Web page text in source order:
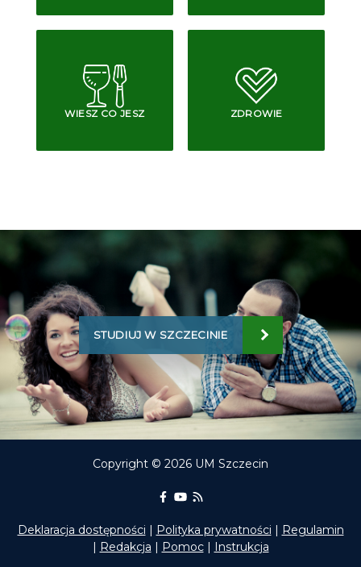
WIESZ CO JESZ ZDROWIE
STUDIUJ W SZCZECINIE
Copyright © 2026 UM Szczecin
Portal Edukacyjny na Facebooku
kanał Youtube Portalu
Deklaracja dostępności | Polityka prywatności | Regulamin
| Redakcja | Pomoc| Instrukcja